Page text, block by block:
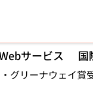
サービス 国
グリーナウェイ賞